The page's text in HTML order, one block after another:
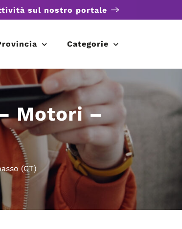
sul nostro portale
Categorie
– Motori –
(CT)